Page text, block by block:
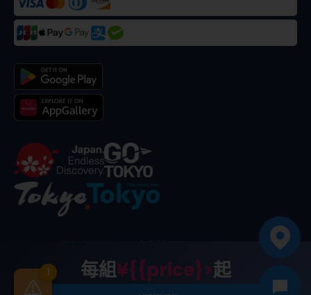
每組¥{{price}>起
1
. メード・イン・トーキョー